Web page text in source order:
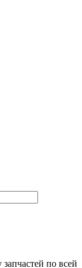
по всей